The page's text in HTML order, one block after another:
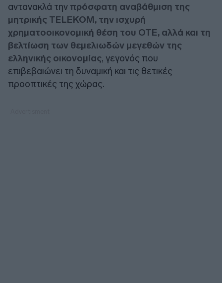
αντανακλά την πρόσφατη αναβάθμιση της
μητρικής TELEKOM, την ισχυρή
χρηματοοικονομική θέση του ΟΤΕ, αλλά και τη
βελτίωση των θεμελιωδών μεγεθών της
ελληνικής οικονομίας, γεγονός που
επιβεβαιώνει τη δυναμική και τις θετικές
προοπτικές της χώρας.